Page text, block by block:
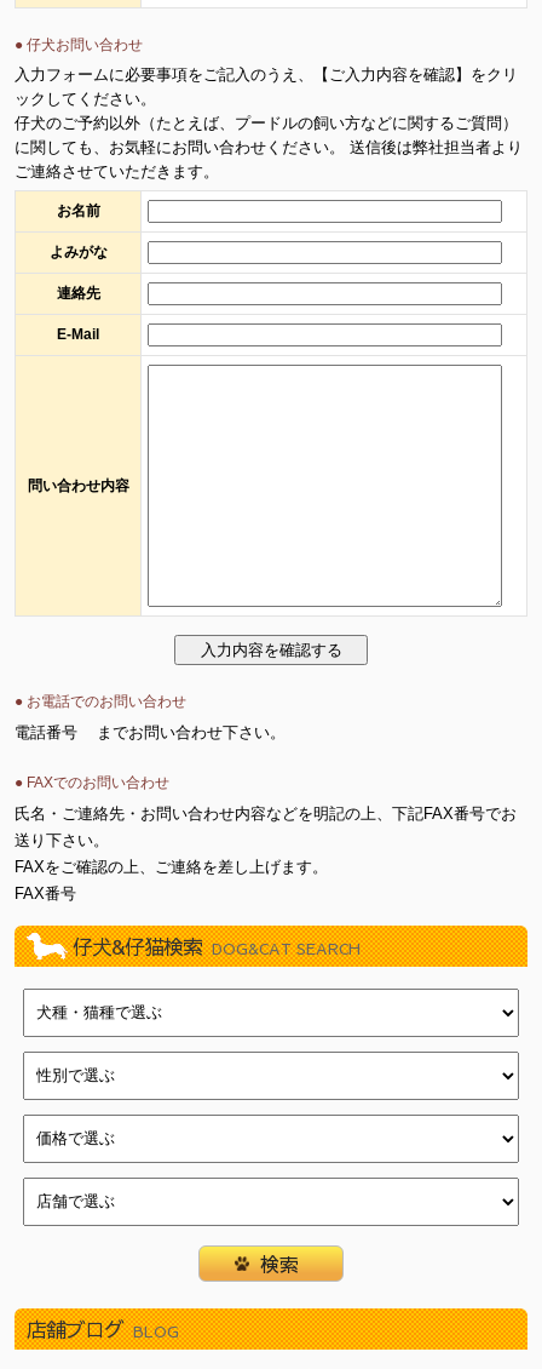
● 仔犬お問い合わせ
入力フォームに必要事項をご記入のうえ、【ご入力内容を確認】をクリ
ックしてください。
仔犬のご予約以外（たとえば、プードルの飼い方などに関するご質問）
に関しても、お気軽にお問い合わせください。 送信後は弊社担当者より
ご連絡させていただきます。
お名前
よみがな
連絡先
E-Mail
問い合わせ内容
● お電話でのお問い合わせ
電話番号
までお問い合わせ下さい。
● FAXでのお問い合わせ
氏名・ご連絡先・お問い合わせ内容などを明記の上、下記FAX番号でお
送り下さい。
FAXをご確認の上、ご連絡を差し上げます。
FAX番号
仔犬&仔猫検索 DOG&CAT SEARCH
店舗ブログ BLOG